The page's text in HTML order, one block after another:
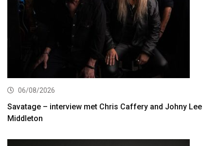
06/08/2026
Savatage – interview met Chris Caffery and Johny Lee
Middleton